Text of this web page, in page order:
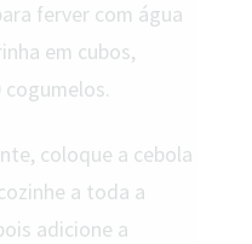
ferver com água
em cubos,
cogumelos.
coloque a cebola
a toda a
adicione a